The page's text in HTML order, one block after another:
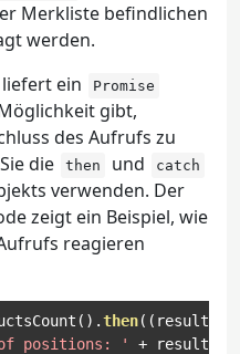
Merkliste befindlichen
werden.
ein
Promise
gibt,
des Aufrufs zu
die
then und catch
verwenden. Der
zeigt ein Beispiel, wie
reagieren
().then(( result
of positions: ' + result